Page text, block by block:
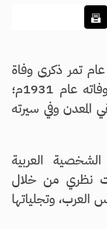
تمر ذكرى وفاة
الشريف الحسين بن علي، ووفاته عام 1931م؛
المعدن وفي سيرته
العربية
نظري من خلال
العرب، وتجلياتها